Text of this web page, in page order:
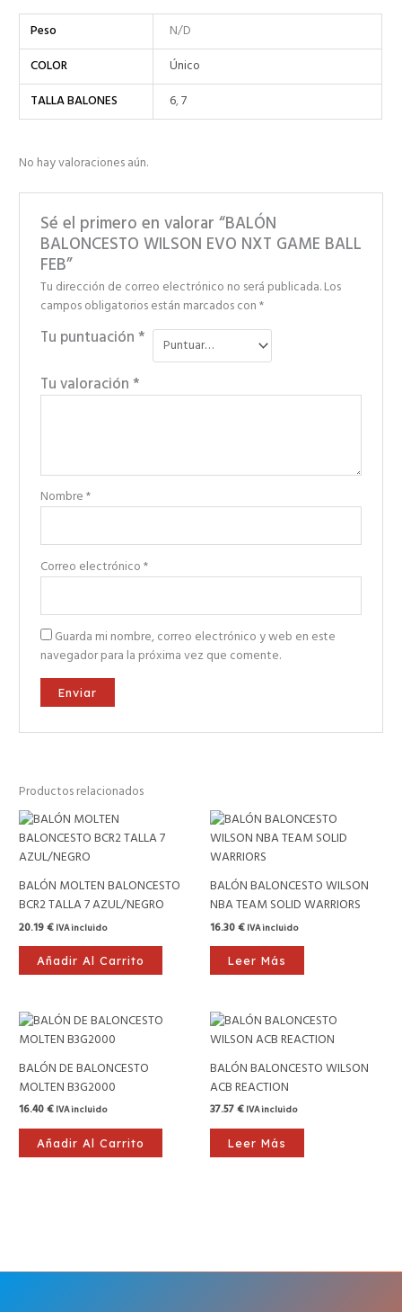
Peso
N/D
COLOR
Único
TALLA BALONES
6,7
No hay valoraciones aún.
Sé el primero en valorar “BALÓN
BALONCESTO WILSON EVO NXT GAME BALL
FEB”
Tu dirección de correo electrónico no será publicada.Los
campos obligatorios están marcados con*
Tu puntuación*
Tu valoración*
Nombre*
Correo electrónico*
Guarda mi nombre, correo electrónico y web en este
navegador para la próxima vez que comente.
Productos relacionados
BALÓN MOLTEN BALONCESTO
BCR2 TALLA 7 AZUL/NEGRO
20.19€ IVA incluido
Añadir Al Carrito
BALÓN BALONCESTO WILSON
NBA TEAM SOLID WARRIORS
16.30€ IVA incluido
Leer Más
BALÓN DE BALONCESTO
MOLTEN B3G2000
16.40€ IVA incluido
Añadir Al Carrito
BALÓN BALONCESTO WILSON
ACB REACTION
37.57€ IVA incluido
Leer Más